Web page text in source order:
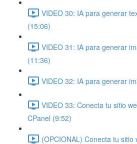
VIDEO 30: IA para generar
(15:06)
VIDEO 31: IA para generar
(11:36)
VIDEO 32: IA para generar
VIDEO 33: Conecta tu sitio
CPanel (9:52)
(OPCIONAL) Conecta tu sitio